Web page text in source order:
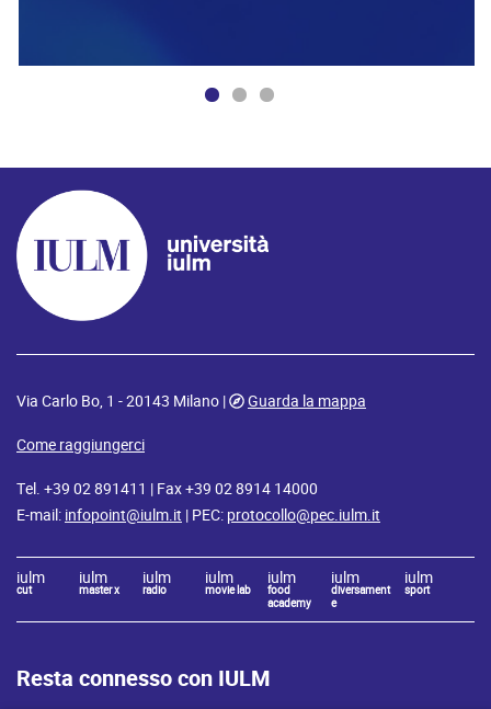
Via Carlo Bo, 1 - 20143 Milano |
Guarda la mappa
Come raggiungerci
Tel. +39 02 891411 | Fax +39 02 8914 14000
E-mail: infopoint@iulm.it | PEC: protocollo@pec.iulm.it
iulm
cut
iulm
master x
iulm
radio
iulm
movie lab
iulm
food
academy
iulm
diversament
e
iulm
sport
Resta connesso con IULM